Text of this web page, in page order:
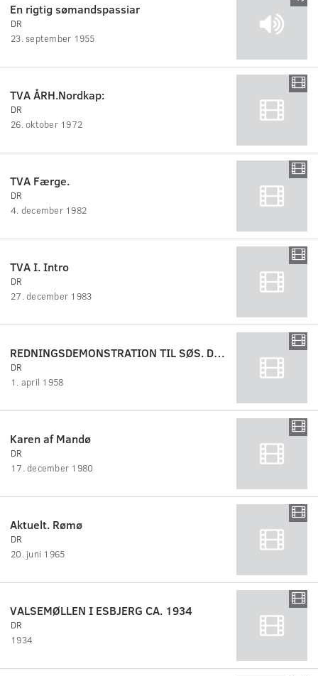
En rigtig sømandspassiar
DR
23. september 1955
TVA ÅRH.Nordkap:
DR
26. oktober 1972
TVA Færge.
DR
4. december 1982
TVA I. Intro
DR
27. december 1983
REDNINGSDEMONSTRATION TIL SØS. Dansk Filmjournal nr.29A.
DR
1. april 1958
Karen af Mandø
DR
17. december 1980
Aktuelt. Rømø
DR
20. juni 1965
VALSEMØLLEN I ESBJERG CA. 1934
DR
1934